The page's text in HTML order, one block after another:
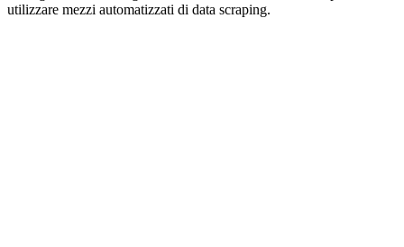
utilizzare mezzi automatizzati di data scraping.